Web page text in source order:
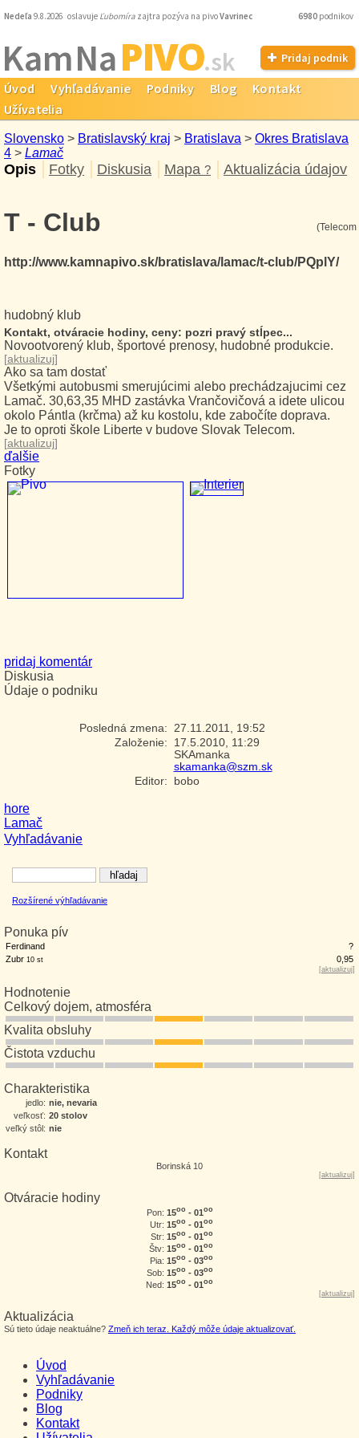
Nedeľa 9.8.2026 oslavuje Ľubomíra zajtra pozýva na pivoVavrinec 6980 podnikov
Kam NaPIVO.sk Pridaj podnik
Úvod Vyhľadávanie Podniky Blog
Kontakt
Užívatelia
Slovensko > Bratislavský kraj > Bratislava > Okres Bratislava
4 > Lamač
Opis Fotky Diskusia Mapa ? Aktualizácia údajov
Vyhľadávanie
Rozšírené výhľadávanie
Ponuka pív
Ferdinand
?
Zubr 10 st 0,95
[aktualizuj]
Hodnotenie
Celkový dojem, atmosféra
Kvalita obsluhy
Čistota vzduchu
Charakteristika
jedlo: nie, nevaria
veľkosť: 20 stolov
veľký stôl: nie
Kontakt
Borinská 10
[aktualizuj]
Otváracie hodiny
Pon: 15oo - 01oo
Utr: 15oo - 01oo
Str: 15oo - 01oo
Štv: 15oo - 01oo
Pia: 15oo - 03oo
Sob: 15oo - 03oo
Ned: 15oo - 01oo
[aktualizuj]
Aktualizácia
Sú tieto údaje neaktuálne? Zmeň ich teraz. Každý môže údaje aktualizovať.
T - Club
http://www.kamnapivo.sk/bratislava/lamac/t-club/PQplY/
hudobný klub
(Telecom
Kontakt, otváracie hodiny, ceny: pozri pravý stĺpec...
Novootvorený klub, športové prenosy, hudobné produkcie.
[aktualizuj]
Ako sa tam dostať
Všetkými autobusmi smerujúcimi alebo prechádzajucimi cez
Lamač. 30,63,35 MHD zastávka Vrančovičová a idete ulicou
okolo Pántla (krčma) až ku kostolu, kde zabočíte doprava.
Je to oproti škole Liberte v budove Slovak Telecom.
[aktualizuj]
ďalšie
Fotky
pridaj komentár
Diskusia
Údaje o podniku
Posledná zmena: 27.11.2011, 19:52
Založenie: 17.5.2010, 11:29
SKAmanka
skamanka@szm.sk
Editor:
bobo
hore
Lamač
Úvod
Vyhľadávanie
Podniky
Blog
Kontakt